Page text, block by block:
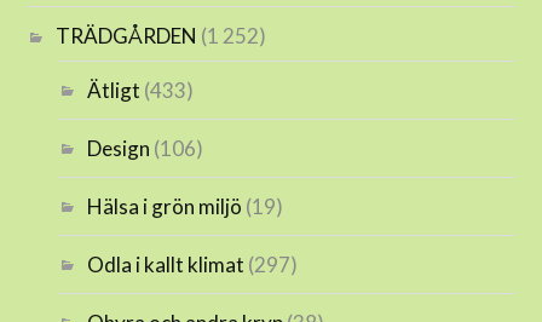
TRÄDGÅRDEN (1 252)
Ätligt (433)
Design (106)
Hälsa i grön miljö (19)
Odla i kallt klimat (297)